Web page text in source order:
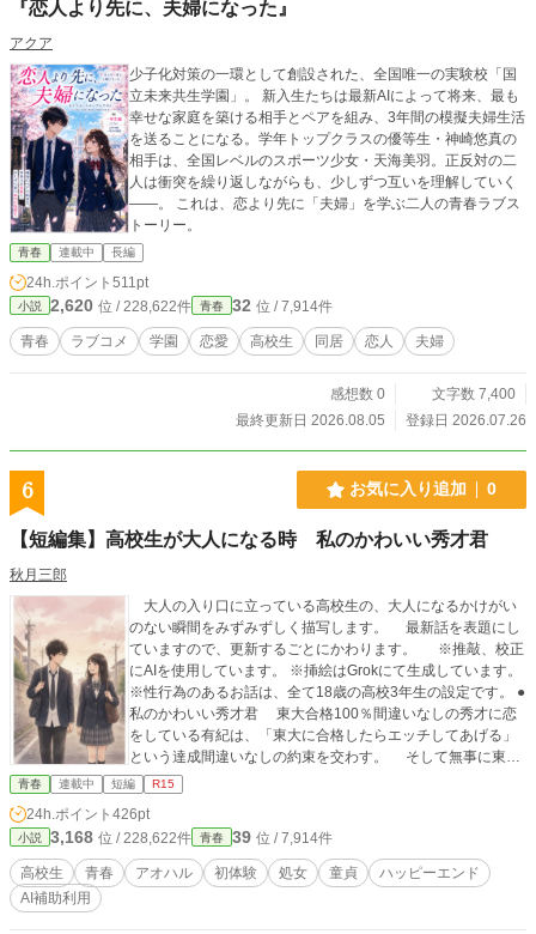
『恋人より先に、夫婦になった』
アクア
少子化対策の一環として創設された、全国唯一の実験校「国
立未来共生学園」。 新入生たちは最新AIによって将来、最も
幸せな家庭を築ける相手とペアを組み、3年間の模擬夫婦生活
を送ることになる。学年トップクラスの優等生・神崎悠真の
相手は、全国レベルのスポーツ少女・天海美羽。正反対の二
人は衝突を繰り返しながらも、少しずつ互いを理解していく
――。 これは、恋より先に「夫婦」を学ぶ二人の青春ラブス
トーリー。
青春 連載中 長編
24h.ポイント 511pt
小説 2,620 位 / 228,622件 青春 32 位 / 7,914件
青春 ラブコメ 学園 恋愛 高校生 同居 恋人 夫婦
感想数 0
文字数 7,400
最終更新日 2026.08.05
登録日 2026.07.26
6 お気に入り追加 0
【短編集】高校生が大人になる時 私のかわいい秀才君
秋月三郎
大人の入り口に立っている高校生の、大人になるかけがい
のない瞬間をみずみずしく描写します。 最新話を表題にし
ていますので、更新するごとにかわります。 ※推敲、校正
にAIを使用しています。 ※挿絵はGrokにて生成しています。
※性行為のあるお話は、全て18歳の高校3年生の設定です。 ●
私のかわいい秀才君 東大合格100％間違いなしの秀才に恋
をしている有紀は、「東大に合格したらエッチしてあげる」
という達成間違いなしの約束を交わす。 そして無事に東大
に合格した彼からは意外な言葉が返ってくる…… ●影から生
まれた光 それぞれ別々に男女のグループにいじめられてい
た二人。そのグループが手を組み、ついに一線を越えること
に。 その状況下で彼らの中に生まれた希望とは…… ●甲子
園✕バージン 最後の夏の甲子園を目指して猛練習に明け暮
れる野球部員にマネージャーが宣言する。「甲子園に行った
青春 連載中 短編 R15
24h.ポイント 426pt
小説 3,168 位 / 228,622件 青春 39 位 / 7,914件
高校生 青春 アオハル 初体験 処女 童貞
ハッピーエンド
AI補助利用